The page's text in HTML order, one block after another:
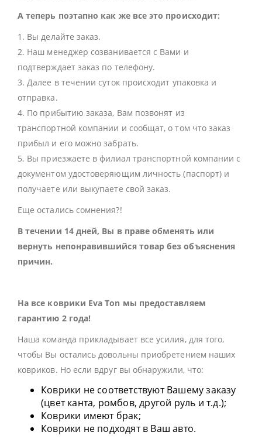
А теперь поэтапно как же все это происходит:
1. Вы делайте заказ.
2. Наш менеджер созванивается с Вами и
подтверждает заказ по телефону.
3. Далее в течении суток происходит упаковка и
отправка.
4. По прибытию заказа, Вам позвонят из
транспортной компании и сообщат, о том что заказ
прибыл и его можно забрать.
5. Вы приезжаете в филиал транспортной компании с
документом удостоверяющим личность (паспорт) и
получаете или выкупаете свой заказ.
Еще остались сомнения?!
В течении 14 дней, Вы в праве обменять или
вернуть непонравившийся товар без объяснения
причин.
На все коврики Eva Ton мы предоставляем
гарантию 2 года!
Наша команда прикладывает все усилия, для того,
чтобы Вы остались довольны приобретением наших
ковриков. Но если вдруг вы обнаружили, что:
Коврики не соответствуют Вашему заказу
(цвет канта, ромбов, другой руль и т.д.);
Коврики имеют брак;
Коврики не подходят в Ваш авто.